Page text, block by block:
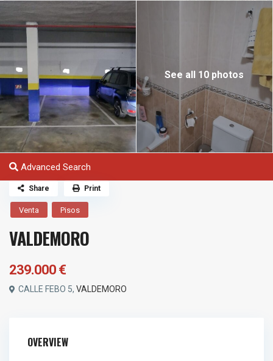
See all 10 photos
Advanced Search
Venta Pisos
VALDEMORO
239.000 €
CALLE FEBO 5,VALDEMORO
Share Print
OVERVIEW